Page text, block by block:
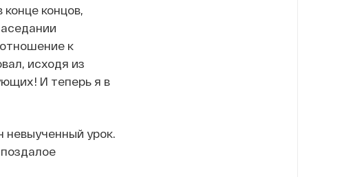
концов,
к
исходя из
И теперь я в
невыученный урок.